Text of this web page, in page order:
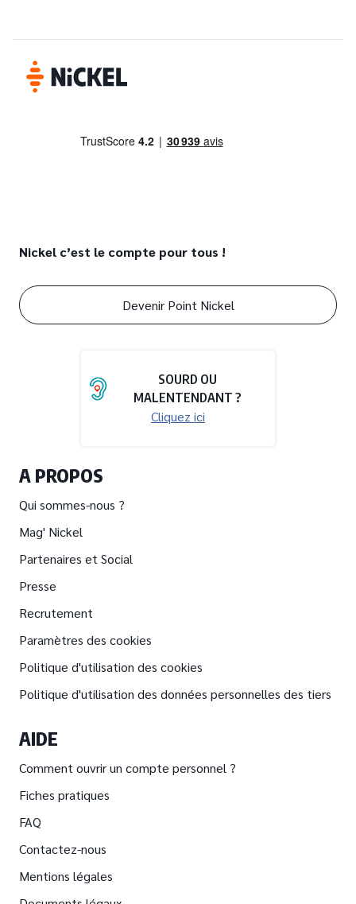
Nickel c’est le compte pour tous !
A PROPOS
Qui sommes-nous ?
Mag' Nickel
Partenaires et Social
Presse
Recrutement
Paramètres des cookies
Politique d'utilisation des cookies
Politique d'utilisation des données personnelles des tiers
AIDE
Comment ouvrir un compte personnel ?
Fiches pratiques
FAQ
Contactez-nous
Mentions légales
Devenir Point Nickel
SOURD OU
MALENTENDANT ?
Cliquez ici